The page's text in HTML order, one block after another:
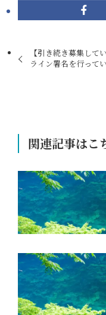
【引き続き募集し
ライン署名を行って
関連記事はこ